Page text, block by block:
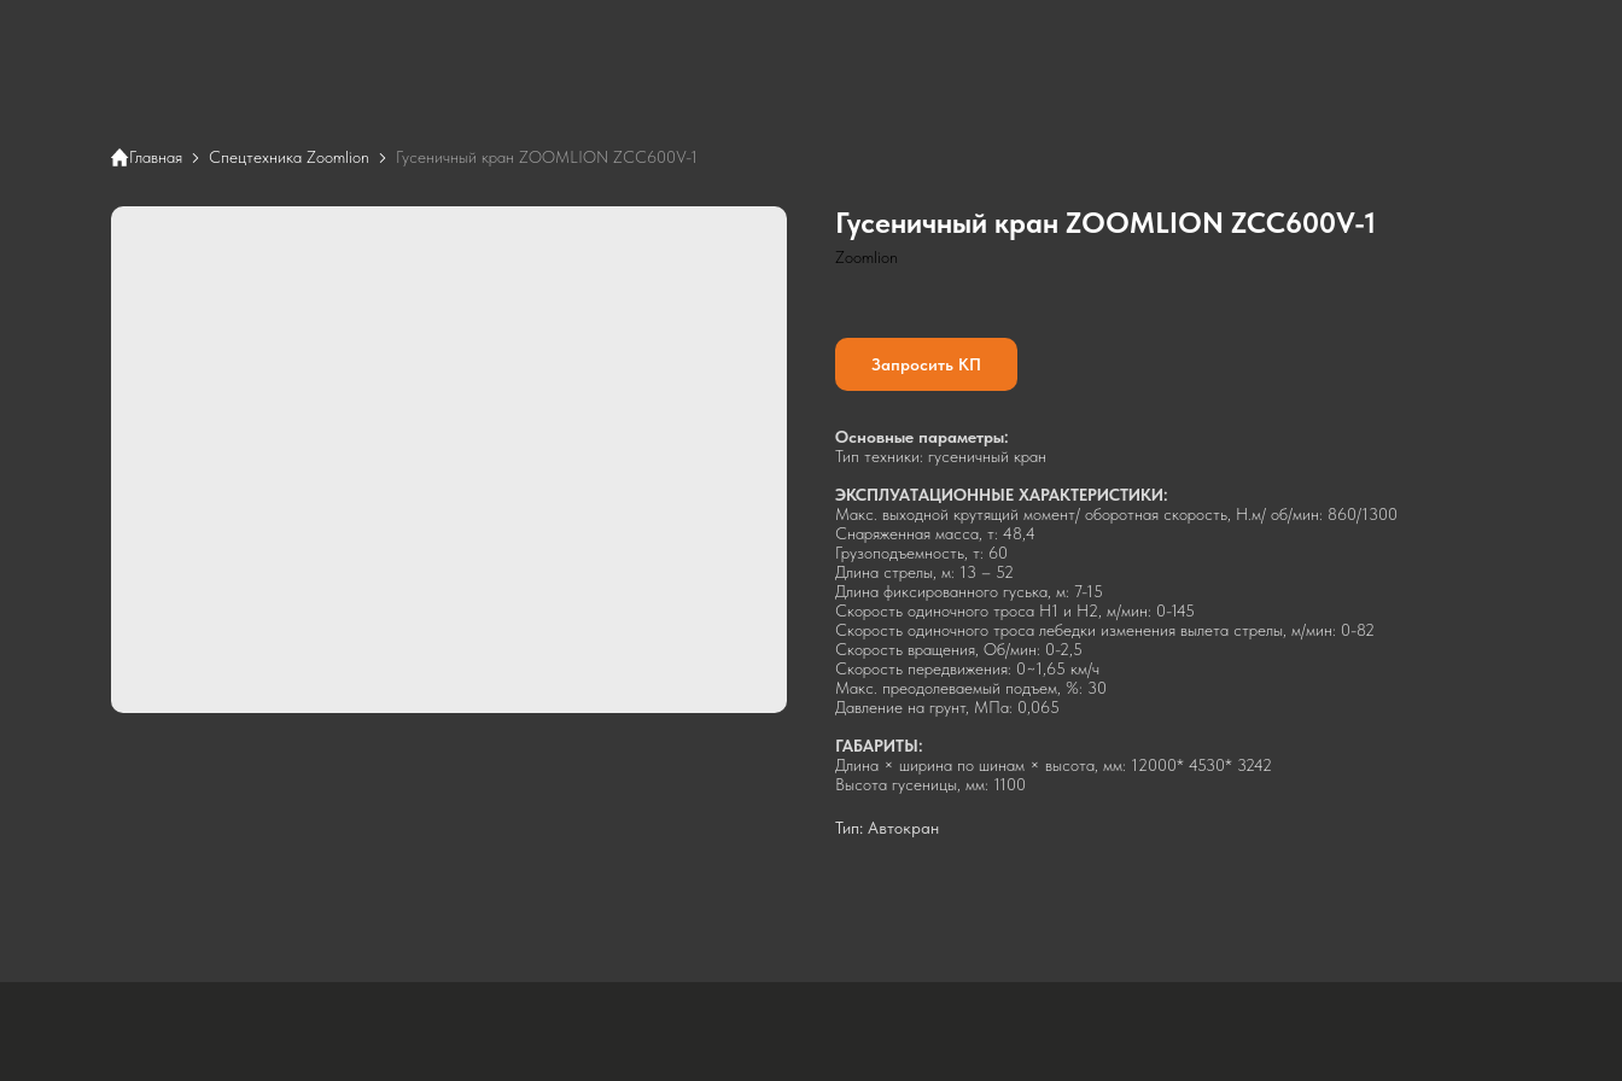
Главная Спецтехника Zoomlion Гусеничный кран ZOOMLION ZCC600V-1
Гусеничный кран ZOOMLION ZCC600V-1
Zoomlion
Запросить КП
Основные параметры:
Тип техники: гусеничный кран
ЭКСПЛУАТАЦИОННЫЕ ХАРАКТЕРИСТИКИ:
Макс. выходной крутящий момент/ оборотная скорость, Н.м/ об/мин: 860/1300
Снаряженная масса, т: 48,4
Грузоподъемность, т: 60
Длина стрелы, м: 13 – 52
Длина фиксированного гуська, м: 7-15
Скорость одиночного троса Н1 и Н2, м/мин: 0-145
Скорость одиночного троса лебедки изменения вылета стрелы, м/мин: 0-82
Скорость вращения, Об/мин: 0-2,5
Скорость передвижения: 0~1,65 км/ч
Макс. преодолеваемый подъем, %: 30
Давление на грунт, МПа: 0,065
ГАБАРИТЫ:
Длина × ширина по шинам × высота, мм: 12000* 4530* 3242
Высота гусеницы, мм: 1100
Тип: Автокран